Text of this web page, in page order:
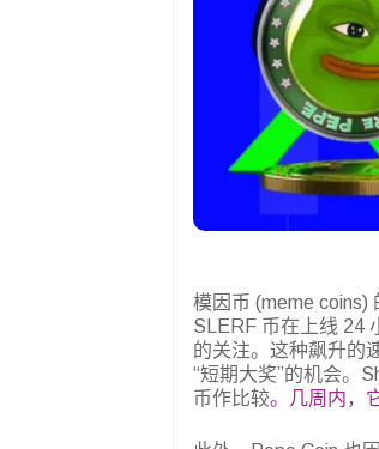
模因币 (meme coins)
SLERF 币在上线 24
的关注。这种飙升的
“短期大奖”的机会。
币作比较。几周内，